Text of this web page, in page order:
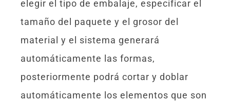
elegir el tipo de embalaje, especificar el
tamaño del paquete y el grosor del
material y el sistema generará
automáticamente las formas,
posteriormente podrá cortar y doblar
automáticamente los elementos que son